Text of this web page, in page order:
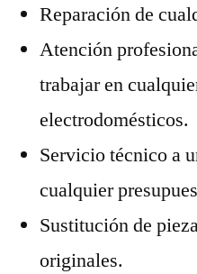
Reparación de
Atención
trabajar en
electrodomésticos.
Servicio técnico a
cualquier
Sustitución de
originales.